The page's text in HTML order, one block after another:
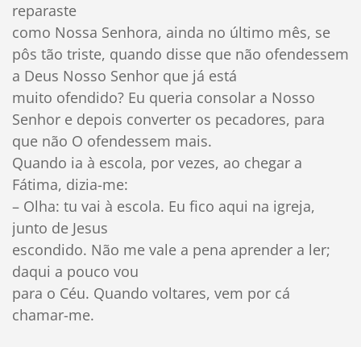
reparaste
como Nossa Senhora, ainda no último mês, se
pôs tão triste, quando disse que não ofendessem
a Deus Nosso Senhor que já está
muito ofendido? Eu queria consolar a Nosso
Senhor e depois converter os pecadores, para
que não O ofendessem mais.
Quando ia à escola, por vezes, ao chegar a
Fátima, dizia-me:
– Olha: tu vai à escola. Eu fico aqui na igreja,
junto de Jesus
escondido. Não me vale a pena aprender a ler;
daqui a pouco vou
para o Céu. Quando voltares, vem por cá
chamar-me.